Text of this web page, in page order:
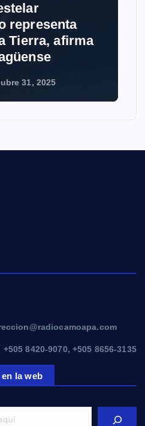
representa
Tierra, afirma
31, 2025
8420-9070, +505 8656-3135
la web